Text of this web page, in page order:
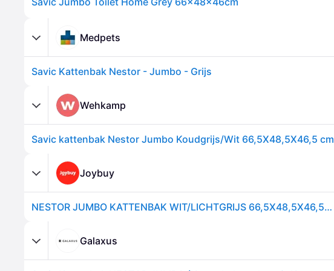
Medpets
Savic Kattenbak Nestor - Jumbo - Grijs
Wehkamp
Savic kattenbak Nestor Jumbo Koudgrijs/Wit 66,5X48,5X46,5 cm
Joybuy
NESTOR JUMBO KATTENBAK WIT/LICHTGRIJS 66,5X48,5X46,5 CM
Galaxus